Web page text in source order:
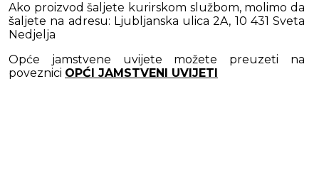
Ako proizvod šaljete kurirskom službom, molimo da
šaljete na adresu: Ljubljanska ulica 2A, 10 431 Sveta
Nedjelja
Opće jamstvene uvijete možete preuzeti na
poveznici OPĆI JAMSTVENI UVIJETI